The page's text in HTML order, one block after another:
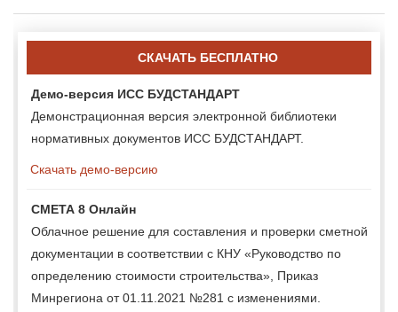
СКАЧАТЬ БЕСПЛАТНО
Демо-версия ИСС БУДСТАНДАРТ
Демонстрационная версия электронной библиотеки
нормативных документов ИСС БУДСТАНДАРТ.
Скачать демо-версию
СМЕТА 8 Онлайн
Облачное решение для составления и проверки сметной
документации в соответствии с КНУ «Руководство по
определению стоимости строительства», Приказ
Минрегиона от 01.11.2021 №281 с изменениями.